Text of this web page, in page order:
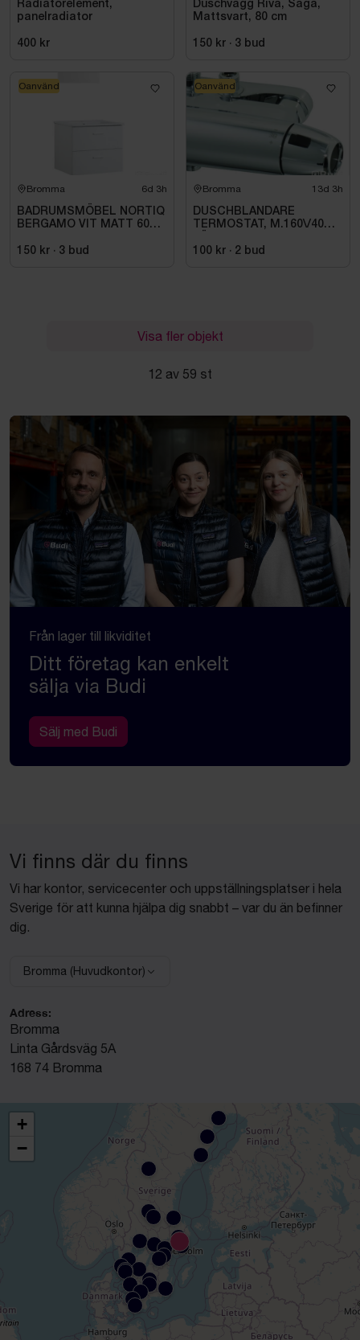
Radiatorelement,
panelradiator
400 kr
Duschvägg Riva, Saga,
Mattsvart, 80 cm
150 kr · 3 bud
Bromma 6d 3h
BADRUMSMÖBEL NORTIQ
BERGAMO VIT MATT 60
150 kr · 3 bud
Oanvänd
Bromma 13d 3h
DUSCHBLANDARE
TERMOSTAT, M.160\/40CC
100 kr · 2 bud
Oanvänd
Visa fler objekt
12 av 59 st
Från lager till likviditet
Ditt företag kan enkelt
sälja via Budi
Sälj med Budi
Vi finns där du finns
Vi har kontor, servicecenter och uppställningsplatser i hela
Sverige för att kunna hjälpa dig snabbt – var du än befinner
dig.
Välj anläggning:
Bromma (Huvudkontor)
Adress:
Bromma
Linta Gårdsväg 5A
168 74 Bromma
+
−